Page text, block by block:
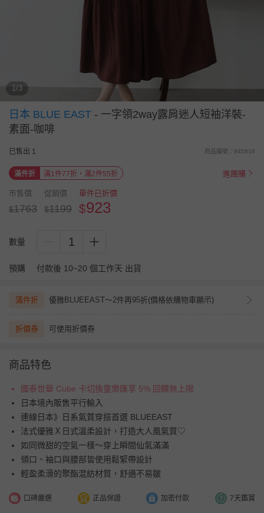
1/3
日本 BLUE EAST - 一字領2way露肩迷人短袖洋裝-
素面-咖啡
已售出 1 商品編號：945816
滿件折 滿1件77折，滿2件55折 進團購
市售價
$1763
促銷價
$1199
單件已折價
$923
數量 1
預購 付款後 10~20 個工作天 出貨
滿件折 優雅BLUEEAST～2件再95折(價格依購物車顯示)
折價券 可使用折價券
商品特色
國泰世華 Cube 卡切換童樂匯享 5% 回饋無上限
日本境內販售平行輸入
連線日本》日系氣質穿搭首選 BLUEEAST
法式優雅Ｘ日式溫柔設計，打造大人風氣質♡
如同微甜的空氣一樣～穿上瞬間仙氣滿滿
領口、袖口與腰部皆使用鬆緊帶設計
輕盈柔滑的聚酯混紡材質，舒適不易皺
口碑嚴選 正品保證 加密付款 7天鑑賞